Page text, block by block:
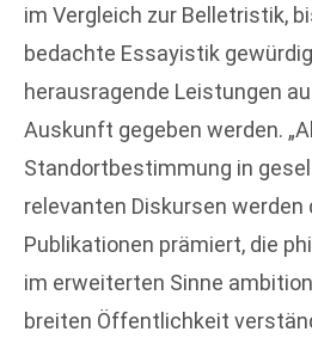
im Vergleich zur Belletristik,
bedachte Essayistik
herausragende Leistungen
Auskunft gegeben werden.
Standortbestimmung in
relevanten Diskursen
Publikationen prämiert, die
im erweiterten Sinne
breiten Öffentlichkeit